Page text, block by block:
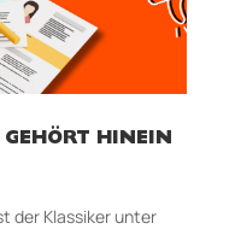
GEHÖRT HINEIN
der Klassiker unter